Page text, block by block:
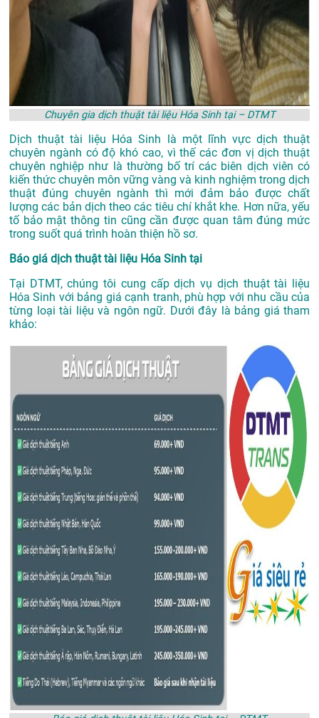
Chuyên gia dịch thuật tài liệu Hóa Sinh tại – DTMT
Dịch thuật tài liệu Hóa Sinh là một lĩnh vực dịch thuật
chuyên ngành có độ khó cao, vì thế các đơn vị dịch thuật
chuyên nghiệp như là thường bố trí các biên dịch viên có
kiến thức chuyên môn vững vàng và kinh nghiệm trong dịch
thuật đúng chuyên ngành thì mới đảm bảo được chất
lượng các bản dịch theo các tiêu chí khắt khe. Hơn nữa, yếu
tố bảo mật thông tin cũng cần được quan tâm đúng mức
trong suốt quá trình hoàn thiện hồ sơ.
Báo giá dịch thuật tài liệu Hóa Sinh tại
Tại DTMT, chúng tôi cung cấp dịch vụ dịch thuật tài liệu
Hóa Sinh với bảng giá cạnh tranh, phù hợp với nhu cầu của
từng loại tài liệu và ngôn ngữ. Dưới đây là bảng giá tham
khảo: